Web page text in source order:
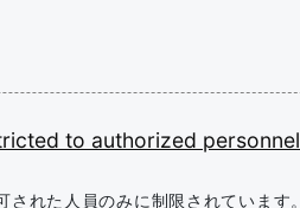
to authorized personnel
れた人員のみに制限されています。